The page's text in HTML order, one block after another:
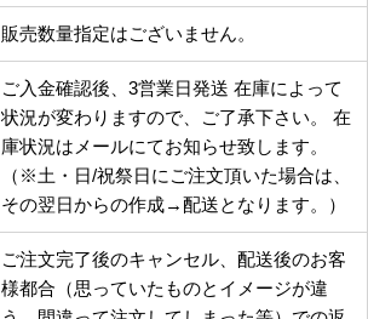
販売数量指定はございません。
ご入金確認後、3営業日発送 在庫によって
状況が変わりますので、ご了承下さい。 在
庫状況はメールにてお知らせ致します。
（※土・日/祝祭日にご注文頂いた場合は、
その翌日からの作成→配送となります。）
ご注文完了後のキャンセル、配送後のお客
様都合（思っていたものとイメージが違